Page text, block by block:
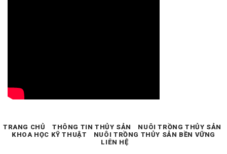
TRANG CHỦ THÔNG TIN THỦY SẢN
NUÔI TRỒNG THỦY SẢN
KHOA HỌC KỸ THUẬT
NUÔI TRỒNG THỦY SẢN BỀN VỮNG
LIÊN HỆ